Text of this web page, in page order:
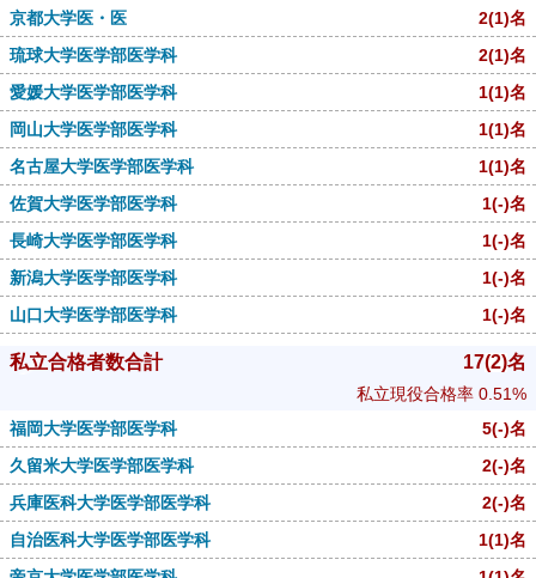
京都大学医・医 2(1)名
琉球大学医学部医学科
2(1)名
愛媛大学医学部医学科
1(1)名
岡山大学医学部医学科
1(1)名
名古屋大学医学部医学科
1(1)名
佐賀大学医学部医学科
1(-)名
長崎大学医学部医学科
1(-)名
新潟大学医学部医学科
1(-)名
山口大学医学部医学科
1(-)名
私立合格者数合計 17(2)名
私立現役合格率 0.51%
福岡大学医学部医学科
5(-)名
久留米大学医学部医学科
2(-)名
兵庫医科大学医学部医学科
2(-)名
自治医科大学医学部医学科
1(1)名